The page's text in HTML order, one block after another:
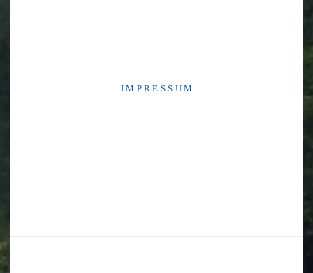
I M P R E S S U M